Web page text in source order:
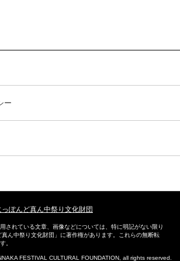
ー
ぽんど真ん中祭り文化財団
されている文章、画像などについては、特に明記がない限り
真ん中祭り文化財団」に著作権があります。これらの無断転
。
FESTIVAL CULTURAL FOUNDATION, all rights reserved.